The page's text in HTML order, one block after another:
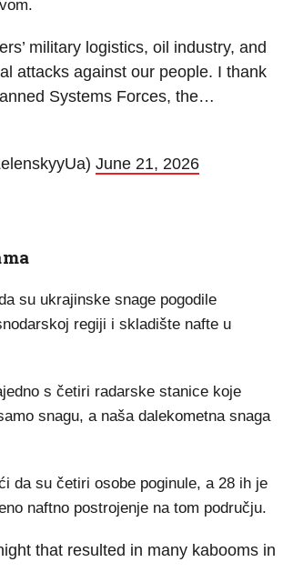
military logistics, oil industry, and
attacks against our people. I thank
Systems Forces, the…
June 21, 2026
su ukrajinske snage pogodile
regiji i skladište nafte u
s četiri radarske stanice koje
snagu, a naša dalekometna snaga
da su četiri osobe poginule, a 28 ih je
naftno postrojenje na tom području.
that resulted in many kabooms in